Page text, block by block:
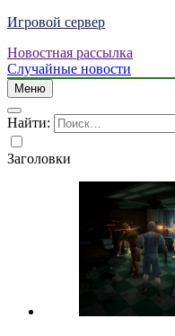
Игровой сервер
Новостная рассылка
Случайные новости
Меню
Найти:
Заголовки